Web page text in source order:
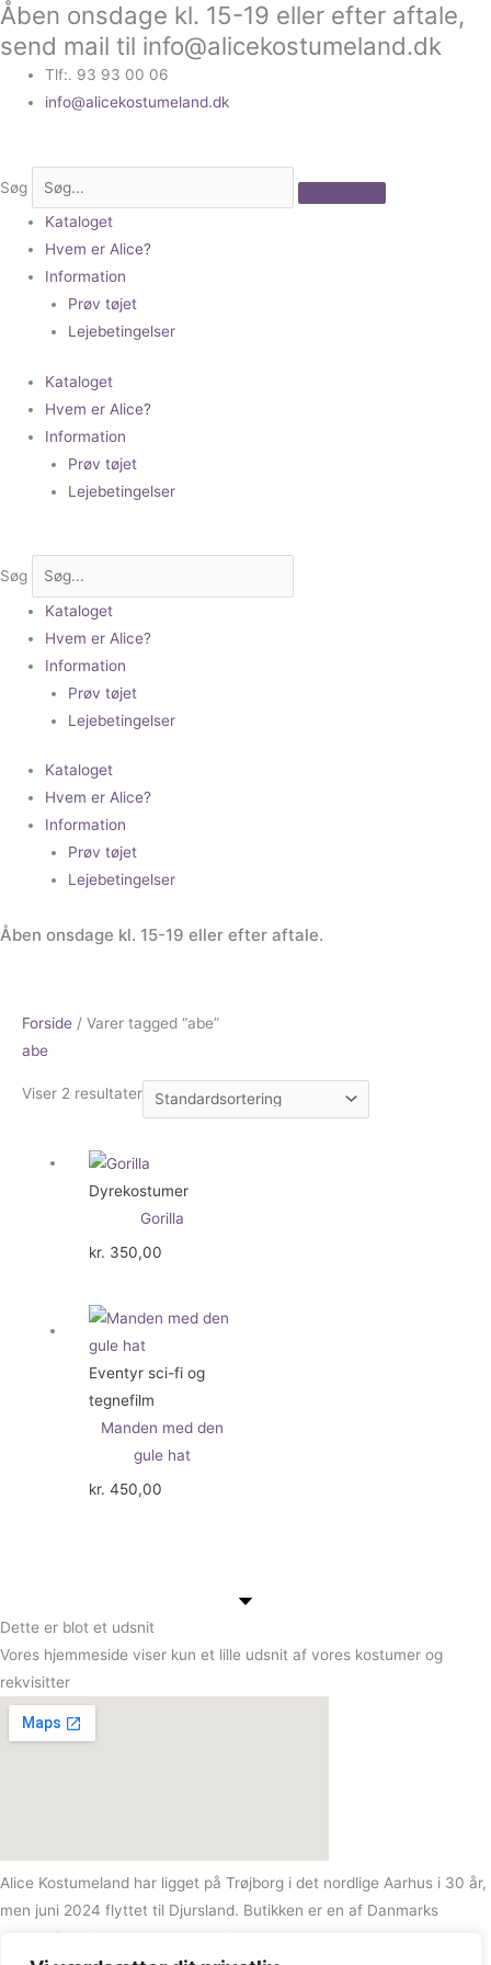
Gå
til
indholdet
Åben onsdage kl. 15-19 eller efter aftale,
send mail til info@alicekostumeland.dk
Tlf:. 93 93 00 06
info@alicekostumeland.dk
Søg
Kataloget
Hvem er Alice?
Information
Prøv tøjet
Lejebetingelser
Kataloget
Hvem er Alice?
Information
Prøv tøjet
Lejebetingelser
Søg
Kataloget
Hvem er Alice?
Information
Prøv tøjet
Lejebetingelser
Kataloget
Hvem er Alice?
Information
Prøv tøjet
Lejebetingelser
Åben onsdage kl. 15-19 eller efter aftale.
Forside / Varer tagged “abe”
abe
Viser 2 resultater
Dyrekostumer
Gorilla
kr. 350,00
Eventyr sci-fi og
tegnefilm
Manden med den
gule hat
kr. 450,00
Dette er blot et udsnit
Vores hjemmeside viser kun et lille udsnit af vores kostumer og
rekvisitter
Alice Kostumeland har ligget på Trøjborg i det nordlige Aarhus i 30 år,
men juni 2024 flyttet til Djursland. Butikken er en af Danmarks
største festtøj- og kostumeudlejninger med over5.000 kostumer og